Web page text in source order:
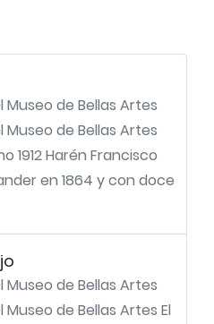
de Bellas Artes
de Bellas Artes
1912 Harén Francisco
en 1864 y con doce
de Bellas Artes
de Bellas Artes El